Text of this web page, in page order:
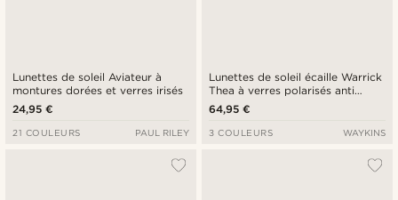
Lunettes de soleil Aviateur à
montures dorées et verres irisés
24,95 €
21 COULEURS PAUL RILEY
Lunettes de soleil écaille Warrick
Thea à verres polarisés anti
lumière bleue
64,95 €
3 COULEURS WAYKINS